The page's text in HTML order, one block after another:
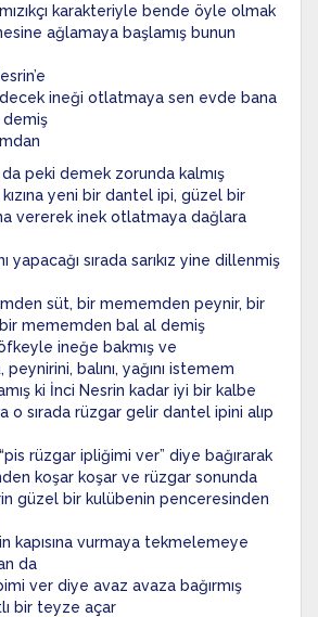
karakteriyle bende öyle olmak
ağlamaya başlamış bunun
ineği otlatmaya sen evde bana
demiş
da peki demek zorunda kalmış
yeni bir dantel ipi, güzel bir
vererek inek otlatmaya dağlara
yapacağı sırada sarıkız yine dillenmiş
süt, bir mememden peynir, bir
mememden bal al demiş
öfkeyle ineğe bakmış ve
balını, yağını istemem
ki İnci Nesrin kadar iyi bir kalbe
o sırada rüzgar gelir dantel ipini alıp
rüzgar ipliğimi ver” diye bağırarak
koşar koşar ve rüzgar sonunda
güzel bir kulübenin penceresinden
kapısına vurmaya tekmelemeye
da
ver diye avaz avaza bağırmış
bir teyze açar